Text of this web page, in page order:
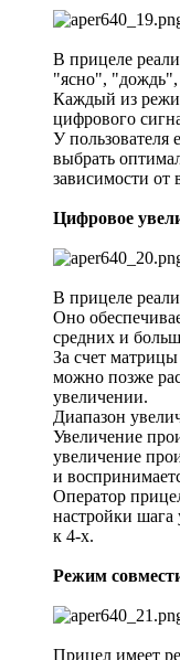
В прицеле
"ясно",
Каждый из
цифрового
У пользователя
выбрать
зависимости
Цифровое
В прицеле
Оно
средних и
За счет
можно позже
увеличении.
Диапазон
Увеличение
увеличение
и
Оператор
настройки шага
к 4-х.
Режим
Прицел имеет